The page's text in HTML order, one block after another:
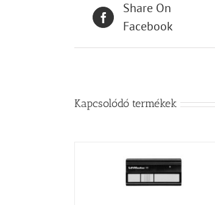
Share On
Facebook
Kapcsolódó termékek